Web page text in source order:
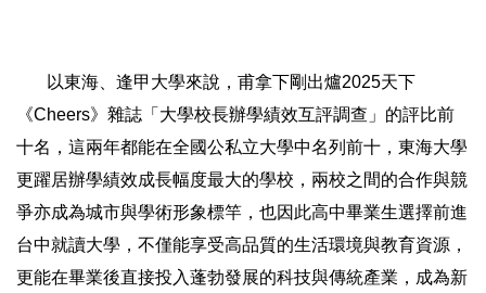
以東海、逢甲大學來說，甫拿下剛出爐2025天下
《Cheers》雜誌「大學校長辦學績效互評調查」的評比前
十名，這兩年都能在全國公私立大學中名列前十，東海大學
更躍居辦學績效成長幅度最大的學校，兩校之間的合作與競
爭亦成為城市與學術形象標竿，也因此高中畢業生選擇前進
台中就讀大學，不僅能享受高品質的生活環境與教育資源，
更能在畢業後直接投入蓬勃發展的科技與傳統產業，成為新